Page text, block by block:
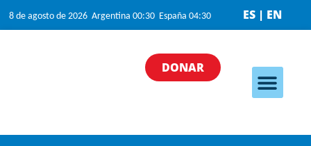
8 de agosto de 2026 Argentina 00:30 España 04:30 ES | EN
DONAR